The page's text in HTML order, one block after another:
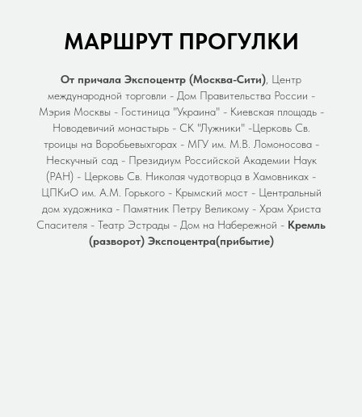
МАРШРУТ ПРОГУЛКИ
От причала Экспоцентр (Москва-Сити), Центр
международной торговли - Дом Правительства России -
Мэрия Москвы - Гостиница "Украина" - Киевская площадь -
Новодевичий монастырь - СК "Лужники" -Церковь Св.
троицы на Воробьевыхгорах - МГУ им. М.В. Ломоносова -
Нескучный сад - Президиум Российской Академии Наук
(РАН) - Церковь Св. Николая чудотворца в Хамовниках -
ЦПКиО им. А.М. Горького - Крымский мост - Центральный
дом художника - Памятник Петру Великому - Храм Христа
Спасителя - Театр Эстрады - Дом на Набережной - Кремль
(разворот) Экспоцентра(прибытие)